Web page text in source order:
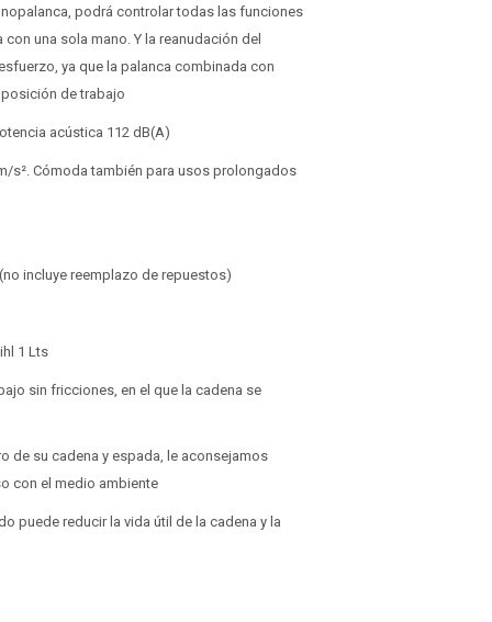
podrá controlar todas las funciones
una sola mano. Y la reanudación del
ya que la palanca combinada con
de trabajo
acústica 112 dB(A)
s². Cómoda también para usos prolongados
incluye reemplazo de repuestos)
1 Lts
sin fricciones, en el que la cadena se
de su cadena y espada, le aconsejamos
con el medio ambiente
puede reducir la vida útil de la cadena y la